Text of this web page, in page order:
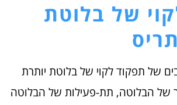
של בלוטת
של תפקוד לקוי של בלוטת יותרת
של הבלוטה, תת-פעילות של הבלוטה